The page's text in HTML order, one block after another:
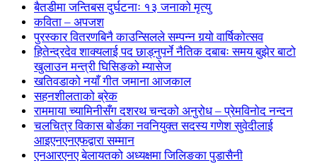
बैतडीमा जन्तिबस दुर्घटनाः १३ जनाको मृत्यु
कविता – अपजश
पुरस्कार वितरणबिनै काउन्सिलले सम्पन्न गर्‍यो वार्षिकोत्सव
हितेन्द्रदेव शाक्यलाई पद छाड्नुपर्ने नैतिक दबाबः समय बुझेर बाटो
खुलाउन मन्त्री घिसिङको म्यासेज
खतिवडाको नयाँ गीत जमाना आजकाल
सहनशीलताको ब्रेक
राममाया च्यामिनीसँग दशरथ चन्दको अनुरोध – प्रेमविनोद नन्दन
चलचित्र विकास बोर्डका नवनियुक्त सदस्य गणेश सुवेदीलाई
आइएनएनएफद्वारा सम्मान
एनआरएनए बेलायतको अध्यक्षमा जिलिङका पुडासैनी